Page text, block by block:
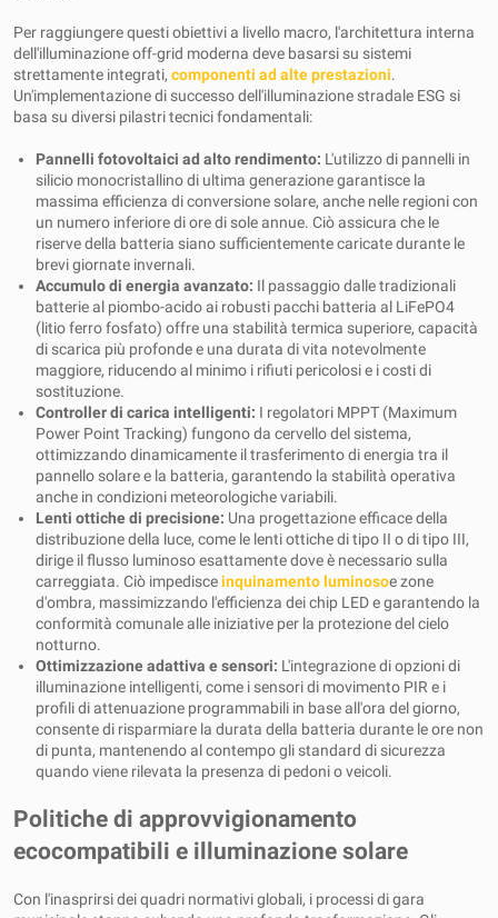
Per raggiungere questi obiettivi a livello macro, l'architettura interna
dell'illuminazione off-grid moderna deve basarsi su sistemi
strettamente integrati, componenti ad alte prestazioni.
Un'implementazione di successo dell'illuminazione stradale ESG si
basa su diversi pilastri tecnici fondamentali:
Pannelli fotovoltaici ad alto rendimento: L'utilizzo di pannelli in
silicio monocristallino di ultima generazione garantisce la
massima efficienza di conversione solare, anche nelle regioni con
un numero inferiore di ore di sole annue. Ciò assicura che le
riserve della batteria siano sufficientemente caricate durante le
brevi giornate invernali.
Accumulo di energia avanzato: Il passaggio dalle tradizionali
batterie al piombo-acido ai robusti pacchi batteria al LiFePO4
(litio ferro fosfato) offre una stabilità termica superiore, capacità
di scarica più profonde e una durata di vita notevolmente
maggiore, riducendo al minimo i rifiuti pericolosi e i costi di
sostituzione.
Controller di carica intelligenti: I regolatori MPPT (Maximum
Power Point Tracking) fungono da cervello del sistema,
ottimizzando dinamicamente il trasferimento di energia tra il
pannello solare e la batteria, garantendo la stabilità operativa
anche in condizioni meteorologiche variabili.
Lenti ottiche di precisione: Una progettazione efficace della
distribuzione della luce, come le lenti ottiche di tipo II o di tipo III,
dirige il flusso luminoso esattamente dove è necessario sulla
carreggiata. Ciò impedisceinquinamento luminosoe zone
d'ombra, massimizzando l'efficienza dei chip LED e garantendo la
conformità comunale alle iniziative per la protezione del cielo
notturno.
Ottimizzazione adattiva e sensori: L'integrazione di opzioni di
illuminazione intelligenti, come i sensori di movimento PIR e i
profili di attenuazione programmabili in base all'ora del giorno,
consente di risparmiare la durata della batteria durante le ore non
di punta, mantenendo al contempo gli standard di sicurezza
quando viene rilevata la presenza di pedoni o veicoli.
Politiche di approvvigionamento
ecocompatibili e illuminazione solare
Con l'inasprirsi dei quadri normativi globali, i processi di gara